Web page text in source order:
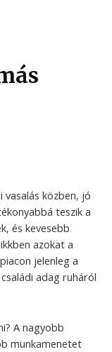
vasalás közben, jó
teszik a
és kevesebb
azokat a
jelenleg a
adag ruháról
A nagyobb
munkamenetet